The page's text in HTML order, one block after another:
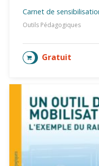
Carnet de
Outils Pédagogiques
Gratuit
AJOUTER AU PANIER